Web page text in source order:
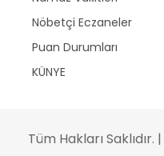
Nöbetçi Eczaneler
Puan Durumları
KÜNYE
Tüm Hakları Saklıdır. |